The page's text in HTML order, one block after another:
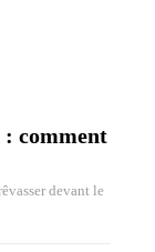
comment
devant le